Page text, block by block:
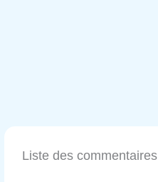
Liste des commentaires